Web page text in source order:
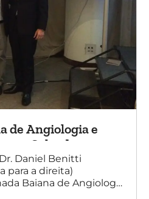
de Angiologia e
em Salvador
Daniel Benitti
para a direita)
Baiana de Angiologia